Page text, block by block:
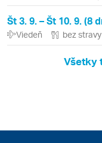
Št 3. 9. – Št 10. 9. (8
Viedeň bez stravy
Všetky